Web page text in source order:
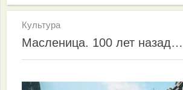
Культура
Масленица. 100 лет назад…